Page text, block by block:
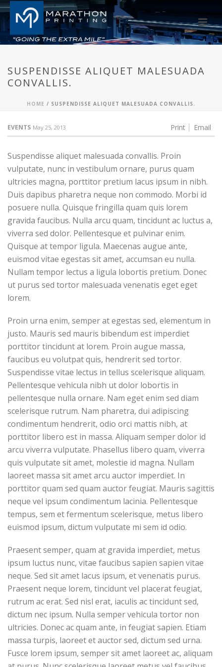
SUSPENDISSE ALIQUET MALESUADA
CONVALLIS.
HOME / SUSPENDISSE ALIQUET MALESUADA CONVALLIS.
Print Email
EVENTS May 25, 2013
Suspendisse aliquet malesuada convallis. Proin
vulputate, nunc in vestibulum ornare, purus quam
ultricies magna, porttitor pretium lacus ipsum in nibh.
Duis dapibus pharetra neque non commodo. Morbi id
posuere nulla. Quisque fringilla quam quis lorem
gravida faucibus. Nulla arcu quam, tincidunt ac luctus a,
viverra sed dolor. Pellentesque et pulvinar enim.
Quisque at tempor ligula. Maecenas augue ante,
euismod vitae egestas sit amet, accumsan eu nulla.
Nullam tempor lectus a ligula lobortis pretium. Donec
ut purus sed tortor malesuada venenatis eget eget
lorem.
Proin urna enim, semper at egestas sed, elementum in
justo. Mauris sed mauris bibendum est imperdiet
porttitor tincidunt at lorem. Proin augue massa,
faucibus eu volutpat quis, hendrerit sed tortor.
Suspendisse vitae lectus in tellus scelerisque aliquam.
Pellentesque vehicula nibh ut dolor lobortis in
pellentesque nulla ornare. Nam eget enim sed diam
scelerisque rutrum. Nam pharetra, dui adipiscing
condimentum hendrerit, odio orci mattis nibh, at
porttitor libero est in massa. Aliquam semper dolor id
arcu viverra vulputate. Phasellus libero quam, viverra
quis vulputate sit amet, molestie id magna. Nullam
laoreet massa sit amet arcu auctor imperdiet. In
porttitor quam sed quam auctor feugiat. Mauris sagittis
neque vel ipsum condimentum lacinia. Pellentesque
tempus, sem et fermentum scelerisque, metus libero
euismod ipsum, dictum vulputate mi sem id odio.
Praesent semper, quam at gravida imperdiet, metus
ipsum luctus nunc, vitae faucibus sapien sapien vitae
neque. Sed sit amet lacus ipsum, et venenatis purus.
Praesent neque lorem, tincidunt vel placerat feugiat,
rutrum ac erat. Sed nisl erat, iaculis ac tincidunt sed,
dictum nec ipsum. Nulla semper vehicula tortor non
ultricies. Donec ac quam ante, in feugiat sapien. Etiam
massa turpis, laoreet et auctor sed, dictum sed urna.
Fusce lorem ipsum, semper sit amet laoreet ac, aliquam